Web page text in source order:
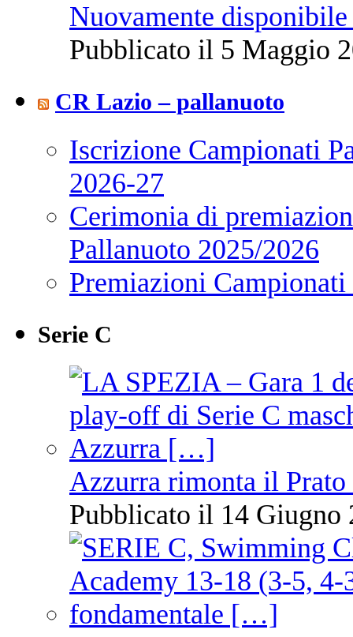
Nuovamente
Pubblicato il 5 Maggio
CR Lazio – pallanuoto
Iscrizione Campionati
2026-27
Cerimonia di
Pallanuoto 2025/2026
Premiazioni
Serie C
Azzurra rimonta il Prato
Pubblicato il 14 Giugno